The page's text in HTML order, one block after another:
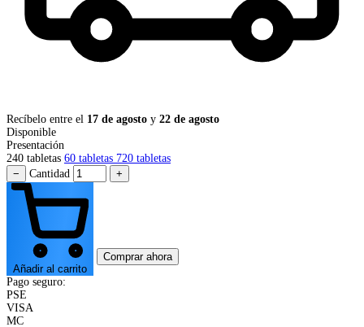
Recíbelo entre el 17 de agosto y 22 de agosto
Disponible
Presentación
240 tabletas 60 tabletas 720 tabletas
−
Cantidad +
Añadir al carrito
Comprar ahora
Pago seguro:
PSE
VISA
MC